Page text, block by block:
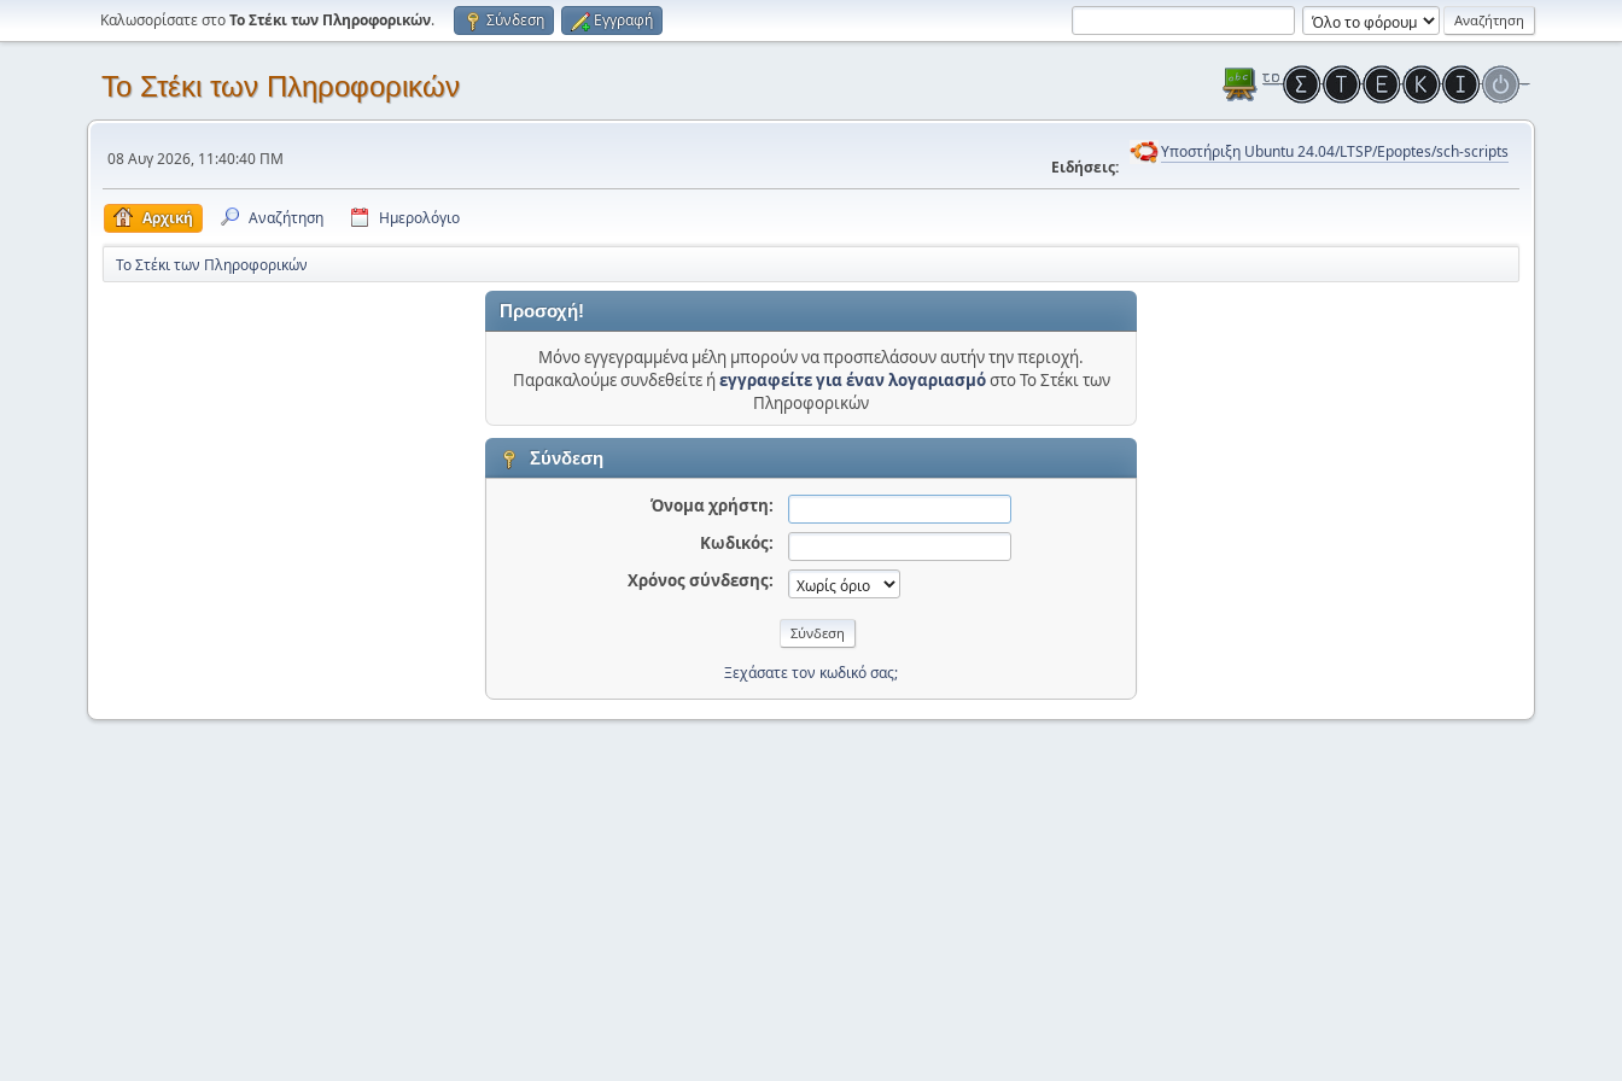
Καλωσορίσατε στοΤο Στέκι των Πληροφορικών. Σύνδεση Εγγραφή
Το Στέκι των Πληροφορικών
08 Αυγ 2026, 11:40:40 ΠΜ Ειδήσεις:
Υποστήριξη Ubuntu 24.04/LTSP/Epoptes/sch-scripts
Αρχική Αναζήτηση Ημερολόγιο
Το Στέκι των Πληροφορικών
Προσοχή!
Μόνο εγγεγραμμένα μέλη μπορούν να προσπελάσουν αυτήν την περιοχή.
Παρακαλούμε συνδεθείτε ήεγγραφείτε για έναν λογαριασμόστο Το Στέκι των
Πληροφορικών
Σύνδεση
Όνομα χρήστη:
Κωδικός:
Χρόνος σύνδεσης:
Ξεχάσατε τον κωδικό σας;